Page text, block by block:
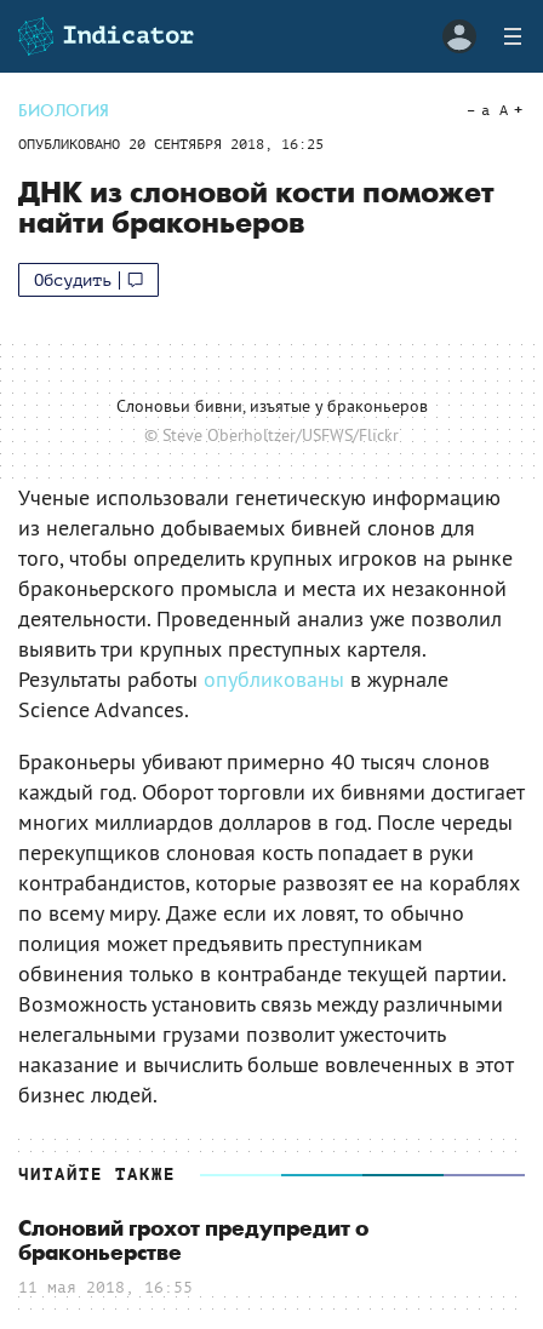
БИОЛОГИЯ
ОПУБЛИКОВАНО 20 СЕНТЯБРЯ 2018, 16:25
a A
ДНК из слоновой кости поможет
найти браконьеров
Обсудить
Слоновьи бивни, изъятые у браконьеров
© Steve Oberholtzer/USFWS/Flickr
Ученые использовали генетическую информацию
из нелегально добываемых бивней слонов для
того, чтобы определить крупных игроков на рынке
браконьерского промысла и места их незаконной
деятельности. Проведенный анализ уже позволил
выявить три крупных преступных картеля.
Результаты работы опубликованы в журнале
Science Advances.
Браконьеры убивают примерно 40 тысяч слонов
каждый год. Оборот торговли их бивнями достигает
многих миллиардов долларов в год. После череды
перекупщиков слоновая кость попадает в руки
контрабандистов, которые развозят ее на кораблях
по всему миру. Даже если их ловят, то обычно
полиция может предъявить преступникам
обвинения только в контрабанде текущей партии.
Возможность установить связь между различными
нелегальными грузами позволит ужесточить
наказание и вычислить больше вовлеченных в этот
бизнес людей.
ЧИТАЙТЕ ТАКЖЕ
Слоновий грохот предупредит о
браконьерстве
11 мая 2018, 16:55